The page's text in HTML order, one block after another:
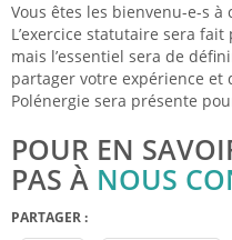
Vous êtes les bienvenu-e-s à
L’exercice statutaire sera
mais l’essentiel sera de
partager votre expérience et
Polénergie sera présente
POUR EN
PAS À NOUS
PARTAGER :